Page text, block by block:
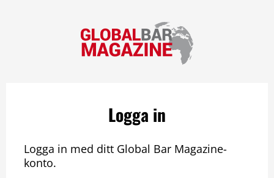
Logga in
Logga in med ditt Global Bar Magazine-
konto.